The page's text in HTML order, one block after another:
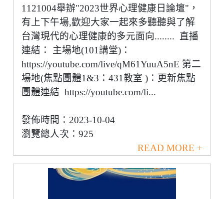
1121004舉辦"2023世界心理健康日論壇"，
有上下午場,歡迎大家一起來多聽聽與了解
台灣現代的心理健康的多元面向........ 直播
連結： 主場地(101講堂)：
https://youtube.com/live/qM61YuuA5nE 第二
場地(焦點團體1&3：431教室 )：更新焦點
團體連結 https://youtube.com/li...
發佈時間：2023-10-04
瀏覽總人次：925
READ MORE +